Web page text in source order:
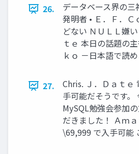
26.
データベース界の三
発明者 • Ｅ．Ｆ．
どない ＮＵＬＬ嫌
ｔｅ 本日の話題の
ｋｏ －日本語で読
27.
Chris. Ｊ．Ｄａｔｅ
手可能だそうです。
MySQL勉強会参加
だきました！ Ａｍ
\69,999 で入手可能